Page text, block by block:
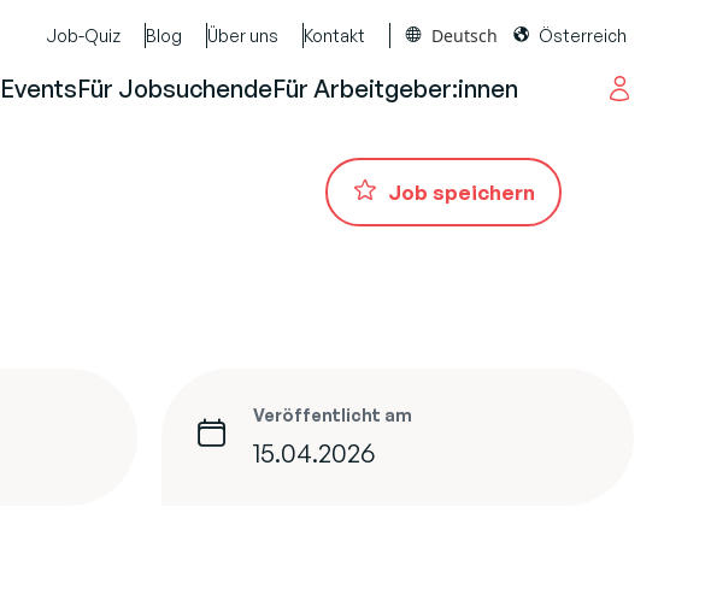
Job-Quiz Blog Über uns Kontakt Deutsch Österreich
EventsFür JobsuchendeFür Arbeitgeber:innen
Job speichern
Veröffentlicht am
15.04.2026